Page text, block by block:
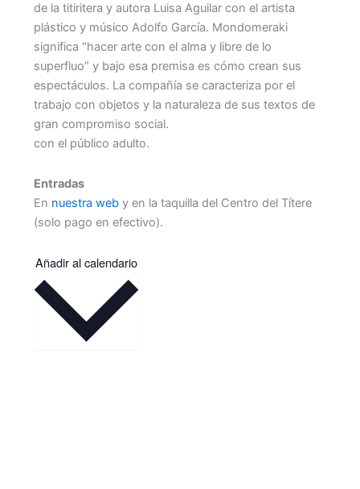
de la titiritera y autora Luisa Aguilar con el artista
plástico y músico Adolfo García. Mondomeraki
significa “hacer arte con el alma y libre de lo
superfluo” y bajo esa premisa es cómo crean sus
espectáculos. La compañía se caracteriza por el
trabajo con objetos y la naturaleza de sus textos de
gran compromiso social.
con el público adulto.
Entradas
En nuestra weby en la taquilla del Centro del Títere
(solo pago en efectivo).